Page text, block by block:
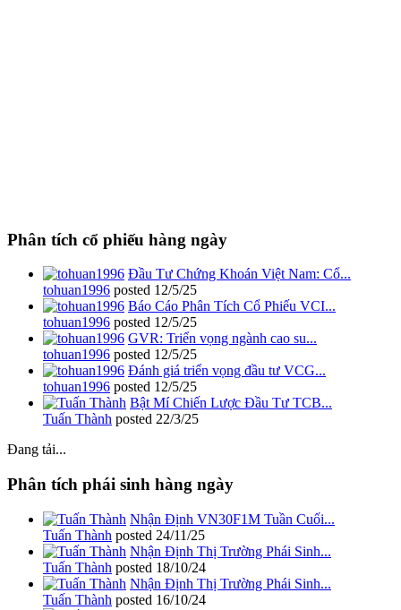
Phân tích cổ phiếu hàng ngày
Đầu Tư Chứng Khoán Việt Nam: Cổ...
tohuan1996 posted 12/5/25
Báo Cáo Phân Tích Cổ Phiếu VCI...
tohuan1996 posted 12/5/25
GVR: Triển vọng ngành cao su...
tohuan1996 posted 12/5/25
Đánh giá triển vọng đầu tư VCG...
tohuan1996 posted 12/5/25
Bật Mí Chiến Lược Đầu Tư TCB...
Tuấn Thành posted 22/3/25
Đang tải...
Phân tích phái sinh hàng ngày
Nhận Định VN30F1M Tuần Cuối...
Tuấn Thành posted 24/11/25
Nhận Định Thị Trường Phái Sinh...
Tuấn Thành posted 18/10/24
Nhận Định Thị Trường Phái Sinh...
Tuấn Thành posted 16/10/24